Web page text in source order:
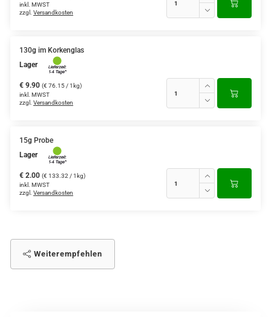
inkl. MWST
zzgl. Versandkosten
130g im Korkenglas
Lager
€ 9.90 (€ 76.15 / 1kg)
inkl. MWST
zzgl. Versandkosten
15g Probe
Lager
€ 2.00 (€ 133.32 / 1kg)
inkl. MWST
zzgl. Versandkosten
Weiterempfehlen